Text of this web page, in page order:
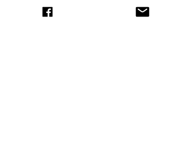
Pour les femmes, compter une
taille en dessous de votre taille